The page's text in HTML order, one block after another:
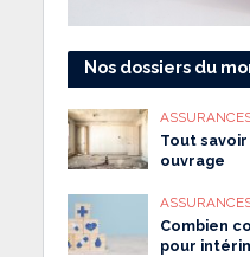
Nos dossiers du
Tout savoir
ouvrage
Combien
pour